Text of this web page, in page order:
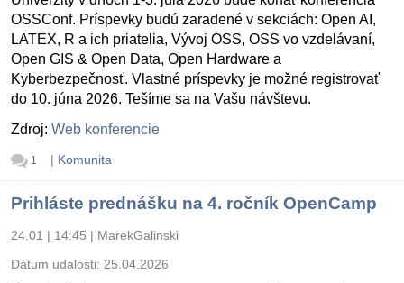
OSSConf. Príspevky budú zaradené v sekciách: Open AI,
LATEX, R a ich priatelia, Vývoj OSS, OSS vo vzdelávaní,
Open GIS & Open Data, Open Hardware a
Kyberbezpečnosť. Vlastné príspevky je možné registrovať
do 10. júna 2026. Tešíme sa na Vašu návštevu.
Zdroj: Web konferencie
1 | Komunita
Prihláste prednášku na 4. ročník OpenCamp
24.01 | 14:45 | MarekGalinski
Dátum udalosti: 25.04.2026